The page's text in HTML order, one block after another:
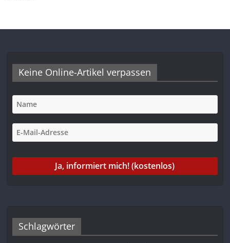
Keine Online-Artikel verpassen
Schlagwörter